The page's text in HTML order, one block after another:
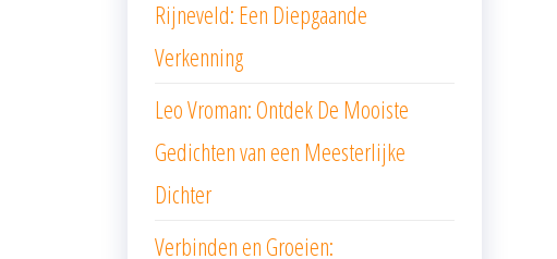
Rijneveld: Een Diepgaande
Verkenning
Leo Vroman: Ontdek De Mooiste
Gedichten van een Meesterlijke
Dichter
Verbinden en Groeien: